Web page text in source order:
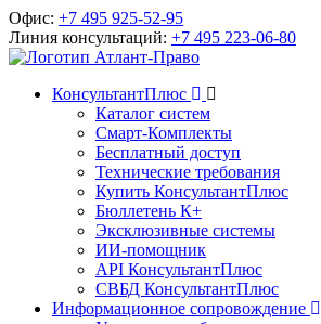
Офис: +7 495 925-52-95
Линия консультаций: +7 495 223-06-80
КонсультантПлюс
Каталог систем
Смарт-Комплекты
Бесплатный доступ
Технические требования
Купить КонсультантПлюс
Бюллетень К+
Эксклюзивные системы
ИИ-помощник
API КонсультантПлюс
СВБД КонсультантПлюс
Информационное сопровождение